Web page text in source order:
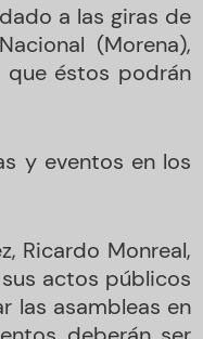
a las giras de
(Morena),
que éstos podrán
y eventos en los
Ricardo Monreal,
actos públicos
las asambleas en